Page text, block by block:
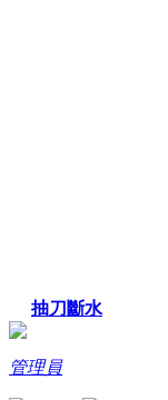
抽刀斷水
管理員